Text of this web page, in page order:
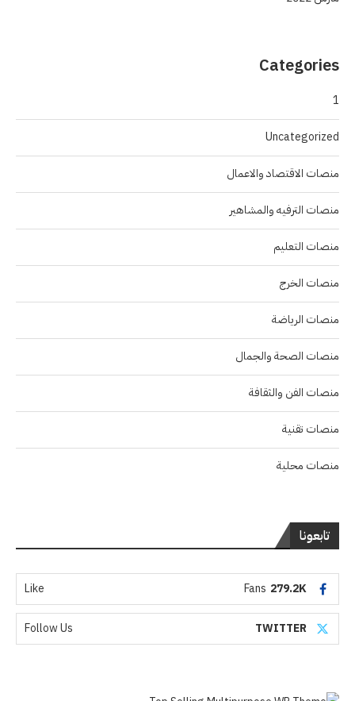
Categories
1
Uncategorized
منصات الاقتصاد والاعمال
منصات الترفيه والمشاهير
منصات التعليم
منصات الخرج
منصات الرياضة
منصات الصحة والجمال
منصات الفن والثقافة
منصات تقنية
منصات محلية
تابعونا
279.2K
Fans
Like
TWITTER
Follow Us